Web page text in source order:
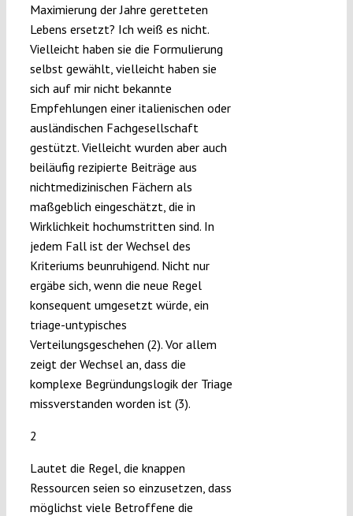
Maximierung der Jahre geretteten
Lebens ersetzt? Ich weiß es nicht.
Vielleicht haben sie die Formulierung
selbst gewählt, vielleicht haben sie
sich auf mir nicht bekannte
Empfehlungen einer italienischen oder
ausländischen Fachgesellschaft
gestützt. Vielleicht wurden aber auch
beiläufig rezipierte Beiträge aus
nichtmedizinischen Fächern als
maßgeblich eingeschätzt, die in
Wirklichkeit hochumstritten sind. In
jedem Fall ist der Wechsel des
Kriteriums beunruhigend. Nicht nur
ergäbe sich, wenn die neue Regel
konsequent umgesetzt würde, ein
triage-untypisches
Verteilungsgeschehen (2). Vor allem
zeigt der Wechsel an, dass die
komplexe Begründungslogik der Triage
missverstanden worden ist (3).
2
Lautet die Regel, die knappen
Ressourcen seien so einzusetzen, dass
möglichst viele Betroffene die